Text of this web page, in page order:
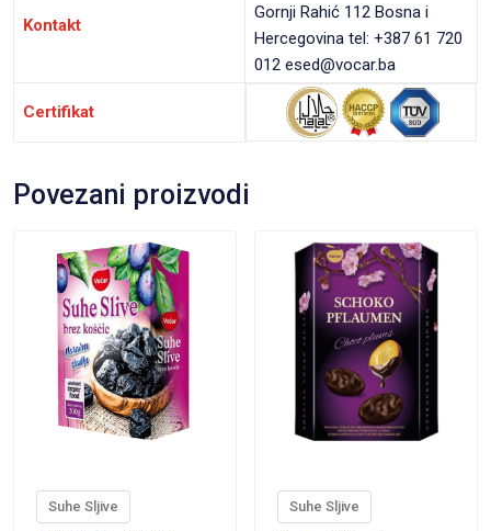
Kontakt
Gornji Rahić 112 Bosna i
Hercegovina tel: +387 61 720
012 esed@vocar.ba
Certifikat
Povezani proizvodi
VIEW PRODUCT
Suhe Sljive Suhe Sljive